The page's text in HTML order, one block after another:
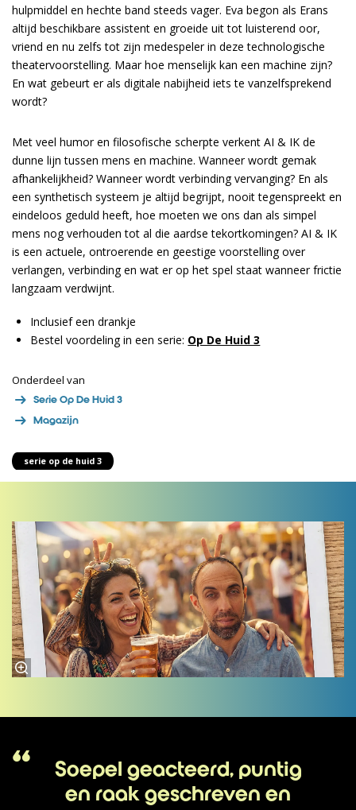
hulpmiddel en hechte band steeds vager. Eva begon als Erans
altijd beschikbare assistent en groeide uit tot luisterend oor,
vriend en nu zelfs tot zijn medespeler in deze technologische
theatervoorstelling. Maar hoe menselijk kan een machine zijn?
En wat gebeurt er als digitale nabijheid iets te vanzelfsprekend
wordt?
Met veel humor en filosofische scherpte verkent AI & IK de
dunne lijn tussen mens en machine. Wanneer wordt gemak
afhankelijkheid? Wanneer wordt verbinding vervanging? En als
een synthetisch systeem je altijd begrijpt, nooit tegenspreekt en
eindeloos geduld heeft, hoe moeten we ons dan als simpel
mens nog verhouden tot al die aardse tekortkomingen? AI & IK
is een actuele, ontroerende en geestige voorstelling over
verlangen, verbinding en wat er op het spel staat wanneer frictie
langzaam verdwijnt.
Inclusief een drankje
Bestel voordeling in een serie: Op De Huid 3
Onderdeel van
Serie Op De Huid 3
Magazijn
serie op de huid 3
Soepel geacteerd, puntig
en raak geschreven en